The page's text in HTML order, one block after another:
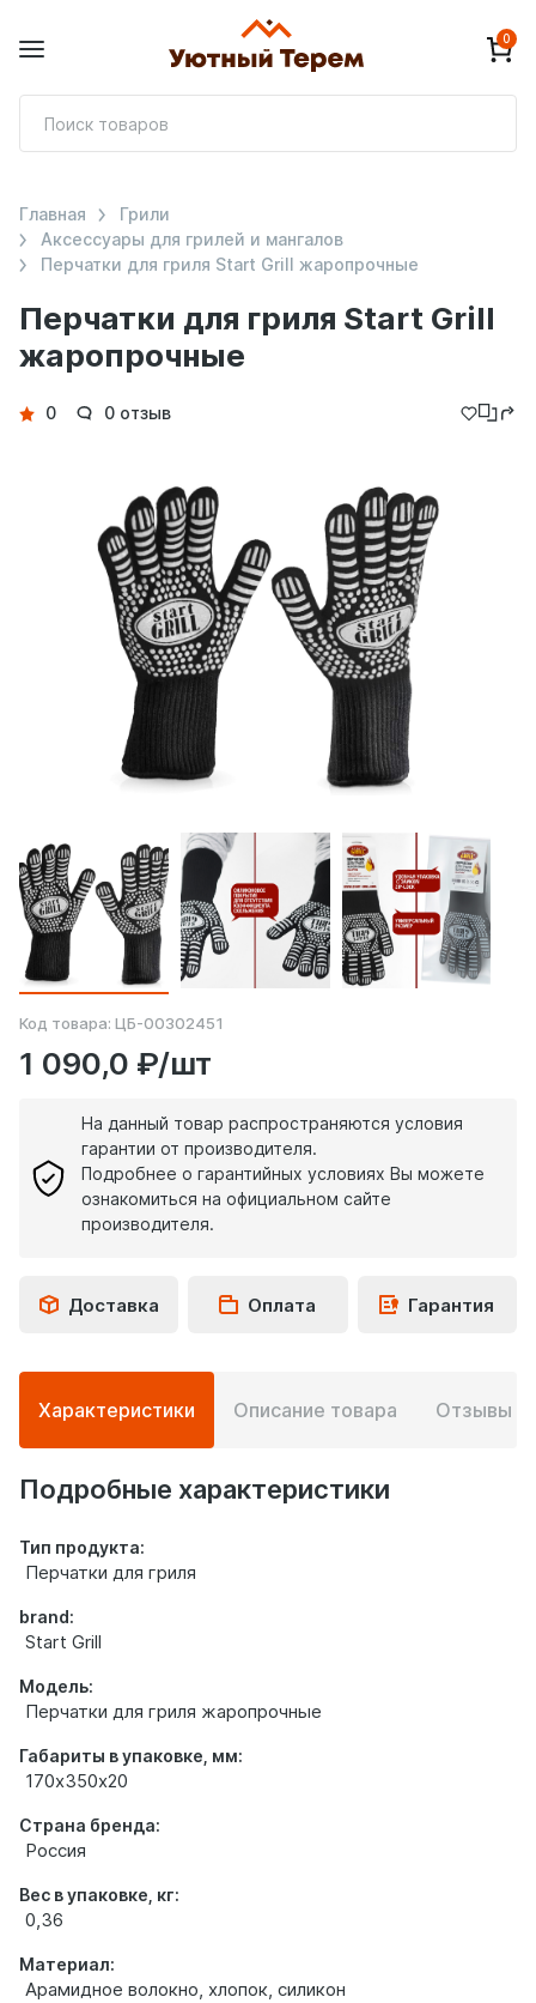
0
Перчатки для гриля Start Grill
жаропрочные
Главная
Грили
Аксессуары для грилей и мангалов
Перчатки для гриля Start Grill жаропрочные
Детали
0 0 отзыв
Код товара: ЦБ-00302451
1 090,0 ₽/шт
На данный товар распространяются условия
гарантии от производителя.
Подробнее о гарантийных условиях Вы можете
ознакомиться на официальном сайте
производителя.
Доставка Оплата Гарантия
Подробная
информация
о
товаре
Характеристики Описание товара Отзывы
Подробные характеристики
Тип продукта:
Перчатки для гриля
brand:
Start Grill
Модель:
Перчатки для гриля жаропрочные
Габариты в упаковке, мм:
170х350х20
Страна бренда:
Россия
Вес в упаковке, кг:
0,36
Материал:
Арамидное волокно, хлопок, силикон